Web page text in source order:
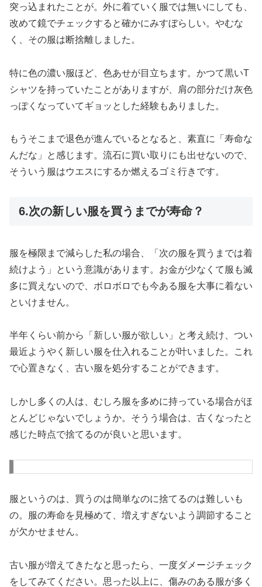
突っ込まれたことが。外に着ていく服では無いにしても、
改めて鏡でチェックすると確かにみすぼらしい。やむな
く、その服は断捨離しました。
特に色の濃い服ほど、色あせが目立ちます。かつて黒いT
シャツを持っていたことがありますが、肩の部分だけ灰色
っぽくなっていてギョッとした経験もありました。
もうそこまで退色が進んでいるとなると、素直に「寿命な
んだな」と感じます。流石に買い取りにも出せないので、
そういう服はウエスにするか燃えるゴミ行きです。
6.次の新しい服を買うまでが寿命？
服を極限まで減らした私の場合、「次の服を買うまでは着
続けよう」という意識があります。お金が少なくて服も滅
多に買えないので、ボロボロでも今ある服を大事に着ない
といけません。
半年くらい前から「新しい服が欲しい」と考え続け、つい
最近ようやく新しい服を仕入れることが叶いました。これ
で心置きなく、古い服を処分することができます。
しかし多くの人は、むしろ服を多めに持っている場合がほ
とんどじゃないでしょうか。そうう場合は、古くなったと
感じた時点で捨てるのが良いと思います。
服というのは、買うのは簡単なのに捨てるのは難しいも
の。服の寿命を見極めて、増えすぎないよう調節すること
が欠かせません。
古い服が増えてきたなと思ったら、一度ダメージチェック
をしてみてください。思った以上に、傷みのある服が多く